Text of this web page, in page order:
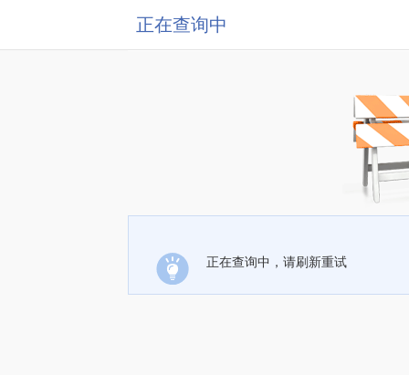
正在查询中
正在查询中，请刷新重试